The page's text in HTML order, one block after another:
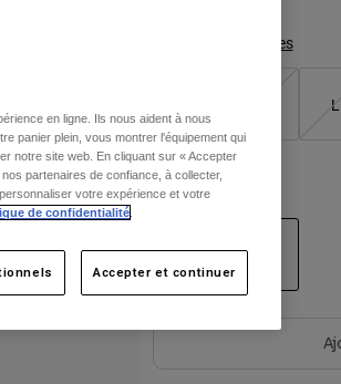
Tableau des tailles
L
Couleur -
en ligne. Ils nous aident à nous
panier plein, vous montrer l'équipement qui
notre site web. En cliquant sur « Accepter
partenaires de confiance, à collecter,
votre expérience et votre
de confidentialité
Accepter et continuer